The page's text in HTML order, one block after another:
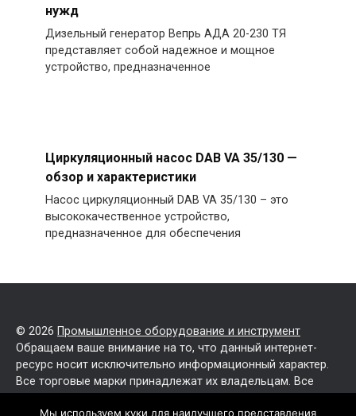
нужд
Дизельный генератор Вепрь АДА 20-230 ТЯ
представляет собой надежное и мощное
устройство, предназначенное
Циркуляционный насос DAB VA 35/130 —
обзор и характеристики
Насос циркуляционный DAB VA 35/130 – это
высококачественное устройство,
предназначенное для обеспечения
© 2026 Промышленное оборудование и инструмент
Обращаем ваше внимание на то, что данный интернет-
ресурс носит исключительно информационный характер.
Все торговые марки принадлежат их владельцам. Все
Мы используем куки для наилучшего представления